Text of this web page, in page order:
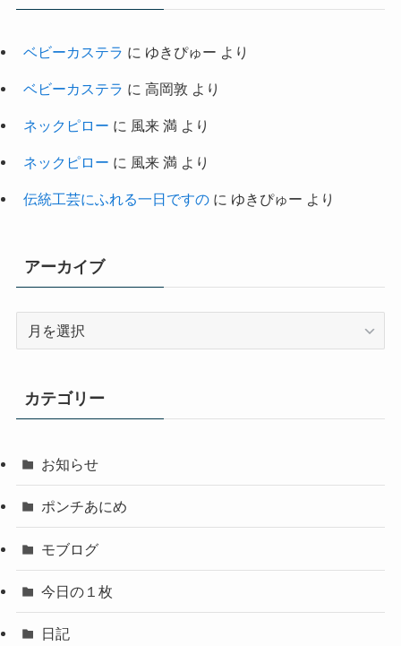
ベビーカステラ に ゆきぴゅー より
ベビーカステラ に 高岡敦 より
ネックピロー に 風来 満 より
ネックピロー に 風来 満 より
伝統工芸にふれる一日ですのに ゆきぴゅー より
アーカイブ
ブ
カテゴリー
お知らせ
ポンチあにめ
モブログ
今日の１枚
日記